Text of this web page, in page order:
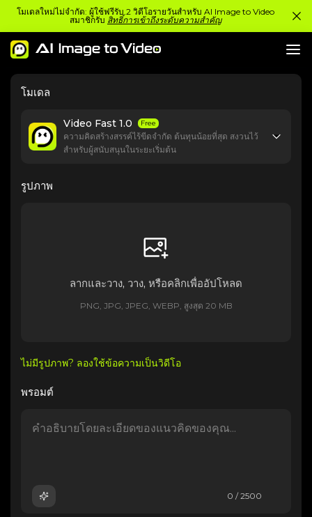
โมเดลใหม่ไม่จำกัด: ผู้ใช้ฟรีรับ 2 วิดีโอรายวันสำหรับ AI Image to Video
สมาชิกรับ สิทธิ์การเข้าถึงระดับความสำคัญ
โมเดล
Video Fast 1.0 Free
ความคิดสร้างสรรค์ไร้ขีดจำกัด ต้นทุนน้อยที่สุด สงวนไว้
สำหรับผู้สนับสนุนในระยะเริ่มต้น
รูปภาพ
ลากและวาง, วาง, หรือคลิกเพื่ออัปโหลด
PNG, JPG, JPEG, WEBP, สูงสุด 20 MB
ไม่มีรูปภาพ? ลองใช้ข้อความเป็นวิดีโอ
พรอมต์
0 / 2500